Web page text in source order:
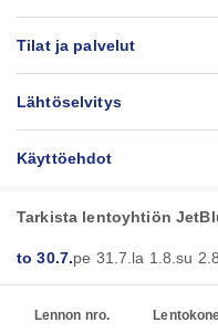
Tilat ja palvelut
Lähtöselvitys
Käyttöehdot
Tarkista lentoyhtiön
to 30.7.pe 31.7. la 1.8.su 2.8.
Lennon nro.